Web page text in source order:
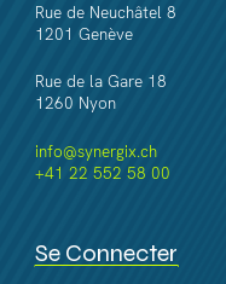
Rue de Neuchâtel 8
1201 Genève
Rue de la Gare 18
1260 Nyon
info@synergix.ch
+41 22 552 58 00
Se Connecter